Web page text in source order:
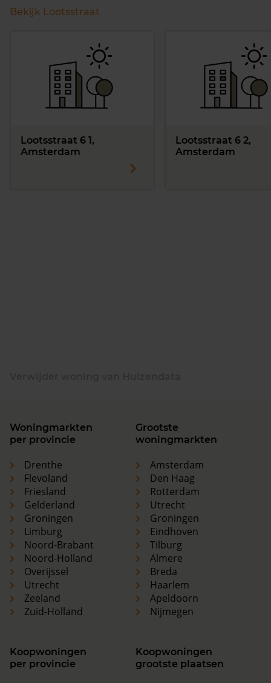
Bekijk Lootsstraat
Lootsstraat 6 1,
Amsterdam
Lootsstraat 6 2,
Amsterdam
Woningmarkten
per provincie
Drenthe
Flevoland
Friesland
Gelderland
Groningen
Limburg
Noord-Brabant
Noord-Holland
Overijssel
Utrecht
Zeeland
Zuid-Holland
Grootste
woningmarkten
Amsterdam
Den Haag
Rotterdam
Utrecht
Groningen
Eindhoven
Tilburg
Almere
Breda
Haarlem
Apeldoorn
Nijmegen
Koopwoningen
per provincie
Koopwoningen
grootste plaatsen